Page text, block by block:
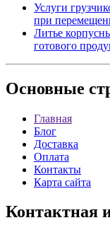
Услуги
при
Литье
готового
Основные
Главная
Блог
Доставка
Оплата
Контакты
Карта сайта
Контактная